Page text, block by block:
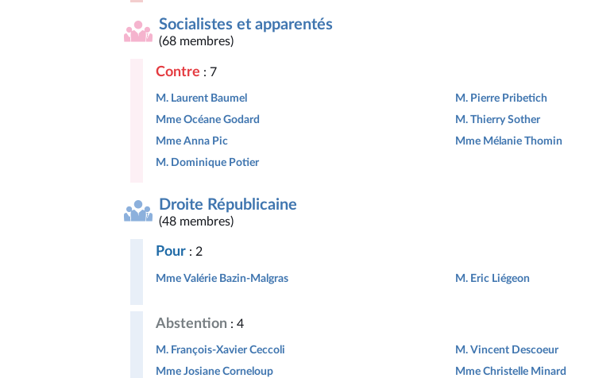
Socialistes et apparentés
(68 membres)
Contre : 7
M. Laurent Baumel
Mme Océane Godard
Mme Anna Pic
M. Dominique Potier
M. Pierre Pribetich
M. Thierry Sother
Mme Mélanie Thomin
Droite Républicaine
(48 membres)
Pour : 2
Mme Valérie Bazin-Malgras M. Eric Liégeon
Abstention : 4
M. François-Xavier Ceccoli
Mme Josiane Corneloup
M. Vincent Descoeur
Mme Christelle Minard